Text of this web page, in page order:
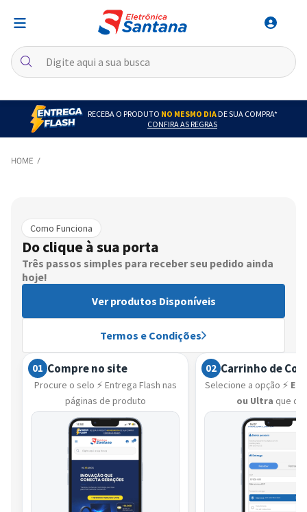
RECEBA O PRODUTO NO MESMO DIADE SUA COMPRA*
CONFIRA AS REGRAS
Como Funciona
Do clique à sua porta
Três passos simples para receber seu pedido ainda
hoje!
Ver produtos Disponíveis
Termos e Condições
01 Compre no site
Procure o selo ⚡ Entrega Flash nas
páginas de produto
02 Carrinho de
Selecione a opção ⚡
ou Ultra que